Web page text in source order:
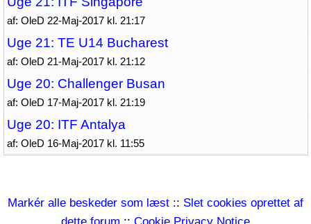
af: OleD 22-Maj-2017 kl. 21:17
Uge 21: TE U14 Bucharest
af: OleD 21-Maj-2017 kl. 21:12
Uge 20: Challenger Busan
af: OleD 17-Maj-2017 kl. 21:19
Uge 20: ITF Antalya
af: OleD 16-Maj-2017 kl. 11:55
Markér alle beskeder som læst :: Slet cookies oprettet af